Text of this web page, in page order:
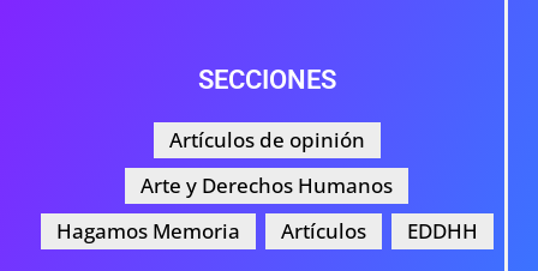
SECCIONES
Artículos de opinión
Arte y Derechos Humanos
Hagamos Memoria
Artículos EDDHH